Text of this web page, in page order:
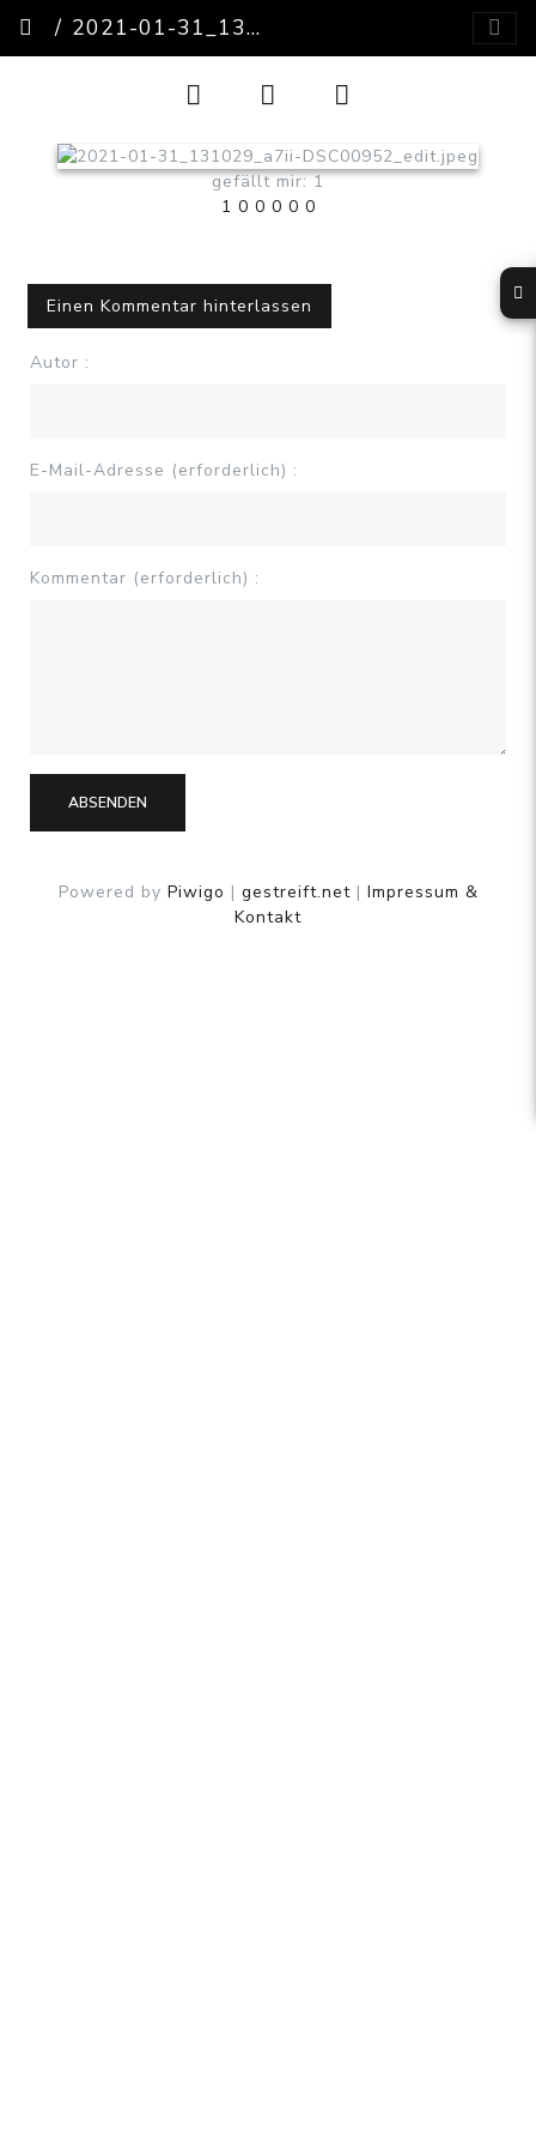
2021-01-31_131029_A7II-DSC00952_EDIT
gefällt mir: 1
1 0 0 0 0 0
Einen Kommentar hinterlassen
Autor :
E-Mail-Adresse (erforderlich) :
Kommentar (erforderlich) :
ABSENDEN
Powered by Piwigo | gestreift.net| Impressum &
Kontakt